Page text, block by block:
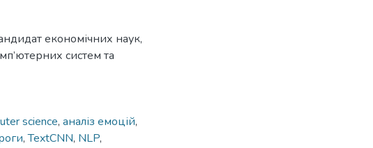
економічних наук,
систем та
science, аналіз емоцій,
,TextCNN, NLP,